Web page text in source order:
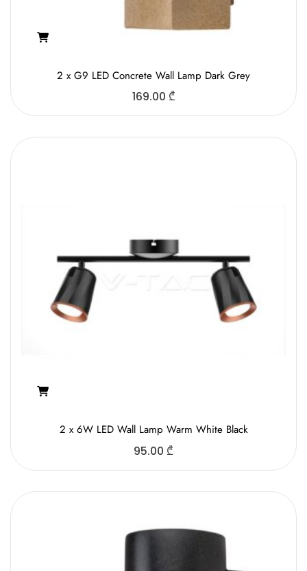
2 x G9 LED Concrete Wall Lamp Dark Grey
169.00 ₾
2 x 6W LED Wall Lamp Warm White Black
95.00 ₾